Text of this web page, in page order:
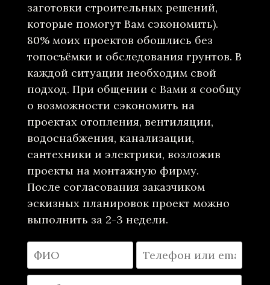
заготовки строительных решений,
которые помогут Вам сэкономить).
80% моих проектов обошлись без
топосъёмки и обследования грунтов. В
каждой ситуации необходим свой
подход. При общении с Вами я сообщу
о возможности сэкономить на
проектах отопления, вентиляции,
водоснабжения, канализации,
сантехники и электрики, возложив
проекты на монтажную фирму.
После согласования заказчиком
эскизных планировок проект можно
выполнить за 2-3 недели.